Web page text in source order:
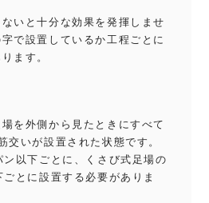
いと十分な効果を発揮しませ
で設置しているか工程ごとに
ます。
を外側から見たときにすべて
交いが設置された状態です。
以下ごとに、くさび式足場の
とに設置する必要がありま